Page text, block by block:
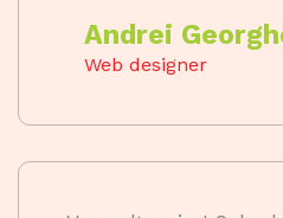
Andrei
Web designer